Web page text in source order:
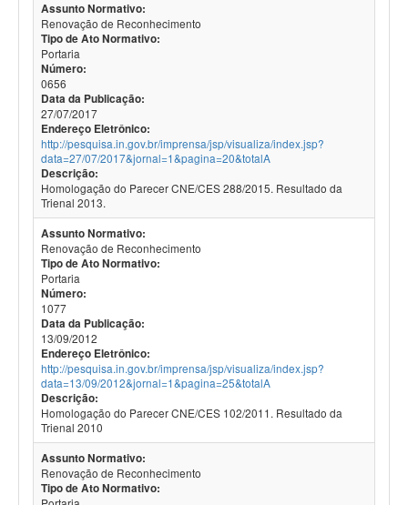
Assunto Normativo:
Renovação de Reconhecimento
Tipo de Ato Normativo:
Portaria
Número:
0656
Data da Publicação:
27/07/2017
Endereço Eletrônico:
http://pesquisa.in.gov.br/imprensa/jsp/visualiza/index.jsp?
data=27/07/2017&jornal=1&pagina=20&totalA
Descrição:
Homologação do Parecer CNE/CES 288/2015. Resultado da
Trienal 2013.
Assunto Normativo:
Renovação de Reconhecimento
Tipo de Ato Normativo:
Portaria
Número:
1077
Data da Publicação:
13/09/2012
Endereço Eletrônico:
http://pesquisa.in.gov.br/imprensa/jsp/visualiza/index.jsp?
data=13/09/2012&jornal=1&pagina=25&totalA
Descrição:
Homologação do Parecer CNE/CES 102/2011. Resultado da
Trienal 2010
Assunto Normativo:
Renovação de Reconhecimento
Tipo de Ato Normativo: